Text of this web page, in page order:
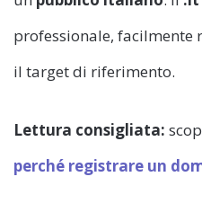
professionale, facilmente
il target di riferimento.
Lettura consigliata:
perché registrare un